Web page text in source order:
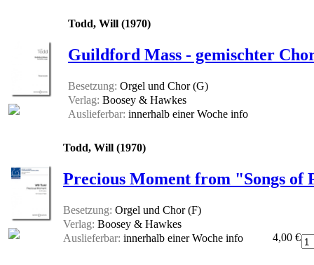
Todd, Will (1970)
Guildford Mass - gemischter
Besetzung: Orgel und Chor (G)
Verlag: Boosey & Hawkes
Auslieferbar: innerhalb einer Woche info
Todd, Will (1970)
Precious Moment from "Songs of
Besetzung: Orgel und Chor (F)
Verlag: Boosey & Hawkes
Auslieferbar: innerhalb einer Woche info 4,00 €